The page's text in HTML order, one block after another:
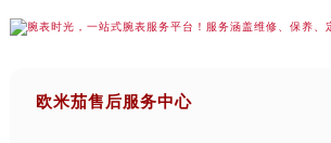
欧米茄售后服务中心